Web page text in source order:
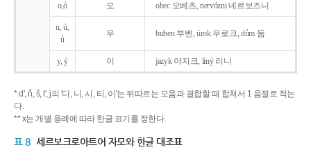
o,ó 오 obec 오베츠, nervózni 네르보즈니
u, ú,
ů
우 buben 부벤, úrok 우로크, dům 둠
y, ý 이 jazyk야지크, líný 리니
* d', ň, š, t', j의 '디, 니, 시, 티, 이'는 뒤따르는 모음과 결합할 때 합쳐서 1 음절로 적는
다.
** x는 개별 용례에 따라 한글 표기를 정한다.
표 8 세르보크로아트어 자모와 한글 대조표